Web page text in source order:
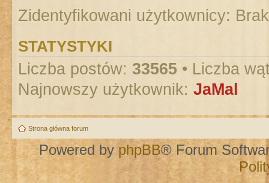
Zidentyfikowani użytkownicy:
STATYSTYKI
Liczba postów: 33565 • Liczba
Najnowszy użytkownik: JaMal
Strona główna forum
Powered by phpBB® Forum